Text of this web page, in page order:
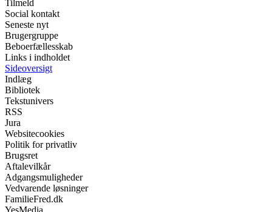
Tilmeld
Social kontakt
Seneste nyt
Brugergruppe
Beboerfællesskab
Links i indholdet
Sideoversigt
Indlæg
Bibliotek
Tekstunivers
RSS
Jura
Websitecookies
Politik for privatliv
Brugsret
Aftalevilkår
Adgangsmuligheder
Vedvarende løsninger
FamilieFred.dk
YesMedia